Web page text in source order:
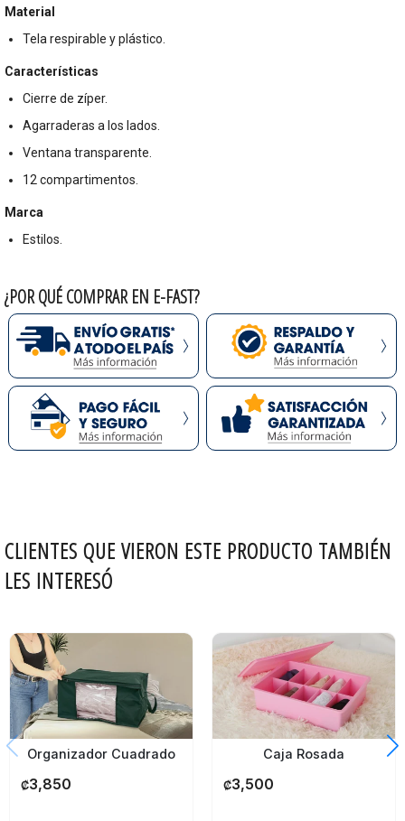
Material
Tela respirable y plástico.
Características
Cierre de zíper.
Agarraderas a los lados.
Ventana transparente.
12 compartimentos.
Marca
Estilos.
¿POR QUÉ COMPRAR EN E-FAST?
CLIENTES QUE VIERON ESTE PRODUCTO TAMBIÉN
LES INTERESÓ
Organizador Cuadrado
₡3,850
Caja Rosada
₡3,500